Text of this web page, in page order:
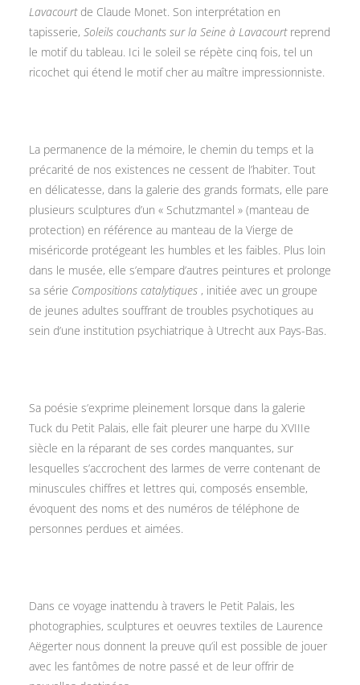
Lavacourt de Claude Monet. Son interprétation en
tapisserie, Soleils couchants sur la Seine à Lavacourt reprend
le motif du tableau. Ici le soleil se répète cinq fois, tel un
ricochet qui étend le motif cher au maître impressionniste.
La permanence de la mémoire, le chemin du temps et la
précarité de nos existences ne cessent de l’habiter. Tout
en délicatesse, dans la galerie des grands formats, elle pare
plusieurs sculptures d’un « Schutzmantel » (manteau de
protection) en référence au manteau de la Vierge de
miséricorde protégeant les humbles et les faibles. Plus loin
dans le musée, elle s’empare d’autres peintures et prolonge
sa série Compositions catalytiques , initiée avec un groupe
de jeunes adultes souffrant de troubles psychotiques au
sein d’une institution psychiatrique à Utrecht aux Pays-Bas.
Sa poésie s’exprime pleinement lorsque dans la galerie
Tuck du Petit Palais, elle fait pleurer une harpe du XVIIIe
siècle en la réparant de ses cordes manquantes, sur
lesquelles s’accrochent des larmes de verre contenant de
minuscules chiffres et lettres qui, composés ensemble,
évoquent des noms et des numéros de téléphone de
personnes perdues et aimées.
Dans ce voyage inattendu à travers le Petit Palais, les
photographies, sculptures et oeuvres textiles de Laurence
Aëgerter nous donnent la preuve qu’il est possible de jouer
avec les fantômes de notre passé et de leur offrir de